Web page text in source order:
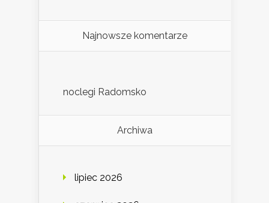
Najnowsze komentarze
noclegi Radomsko
Archiwa
lipiec 2026